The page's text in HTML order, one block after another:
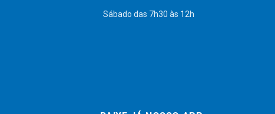
Sábado das 7h30 às 12h